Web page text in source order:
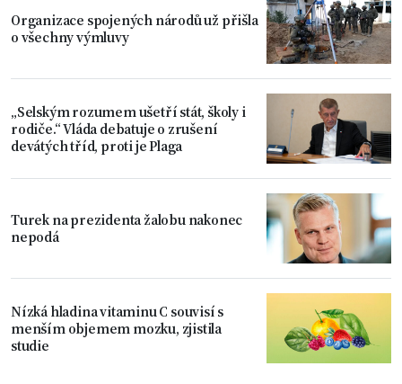
Organizace spojených národů už přišla
o všechny výmluvy
„Selským rozumem ušetří stát, školy i
rodiče.“ Vláda debatuje o zrušení
devátých tříd, proti je Plaga
Turek na prezidenta žalobu nakonec
nepodá
Nízká hladina vitaminu C souvisí s
menším objemem mozku, zjistila
studie